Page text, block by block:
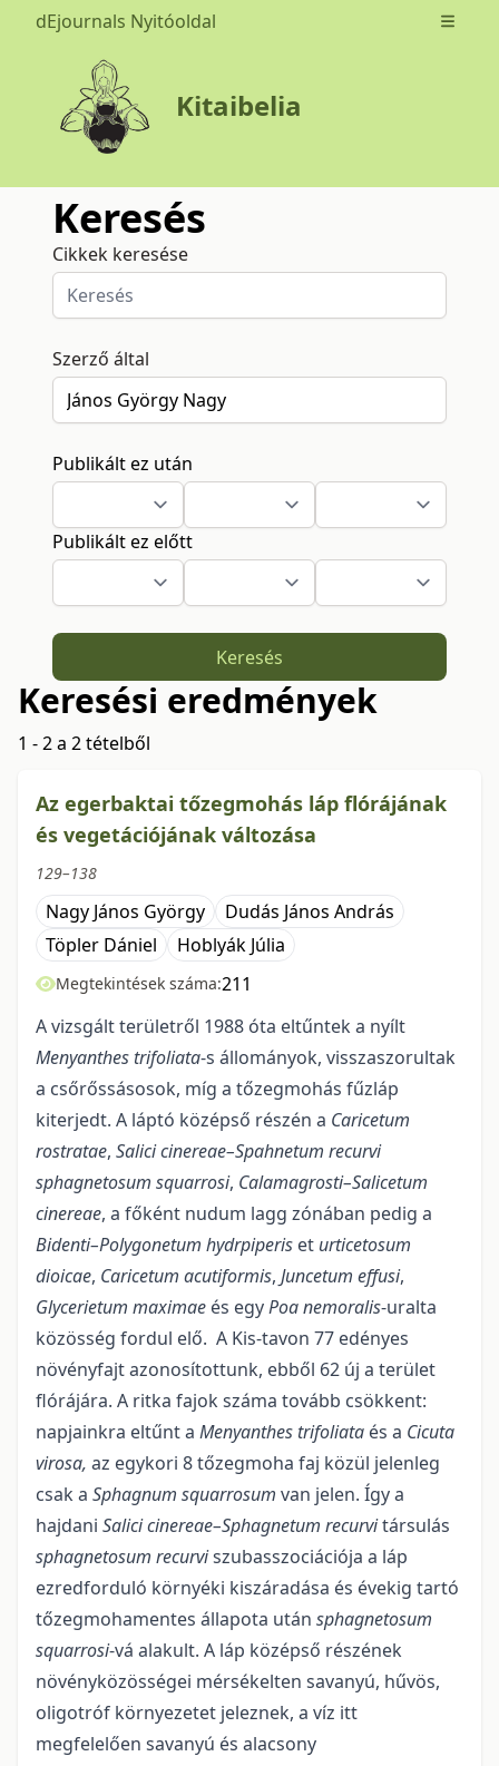
dEjournals Nyitóoldal Open
Kitaibelia
Keresés
Cikkek keresése
Szerző által
Publikált ez után
Publikált ez előtt
Keresés
Keresési eredmények
1 - 2 a 2 tételből
Az egerbaktai tőzegmohás láp flórájának
és vegetációjának változása
129–138
Nagy János György
Dudás János András
Töpler Dániel
Hoblyák Júlia
Megtekintések száma:211
A vizsgált területről 1988 óta eltűntek a nyílt
Menyanthes trifoliata-s állományok, visszaszorultak
a csőrőssásosok, míg a tőzegmohás fűzláp
kiterjedt. A láptó középső részén a Caricetum
rostratae, Salici cinereae–Spahnetum recurvi
sphagnetosum squarrosi, Calamagrosti–Salicetum
cinereae, a főként nudum lagg zónában pedig a
Bidenti–Polygonetum hydrpiperis et urticetosum
dioicae, Cari­cetum acutiformis, Juncetum effusi,
Glycerietum maximae és egyPoa nemoralis-uralta
közösség fordul elő. A Kis-tavon 77 edényes
növényfajt azonosítottunk, ebből 62 új a terület
flórájára. A ritka fajok száma tovább csökkent:
napjainkra eltűnt a Menyanthes trifoliata és a Cicuta
virosa, az egykori 8 tőzegmoha faj közül jelenleg
csak a Sphagnum squarrosum van jelen. Így a
hajdani Salici cinereae–Sphagnetum recurvitársu­lás
sphagneto­sum recurviszubasszociációja a láp
ezredforduló környéki kiszáradása és évekig tartó
tőzegmohamentes állapota után sphagnetosum
squarrosi-vá alakult. A láp középső részének
növénykö­zösségei mérsékelten savanyú, hűvös,
oligotróf környezetet jeleznek, a víz itt
megfelelően savanyú és alacsony